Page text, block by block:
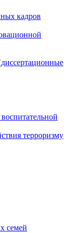
кадров
терроризму
семей